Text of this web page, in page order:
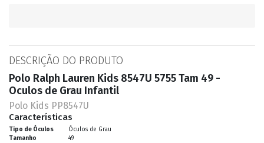
DESCRIÇÃO DO PRODUTO
Polo Ralph Lauren Kids 8547U 5755 Tam 49 -
Oculos de Grau Infantil
Polo Kids PP8547U
Características
Tipo de Óculos
Óculos de Grau
Tamanho
49